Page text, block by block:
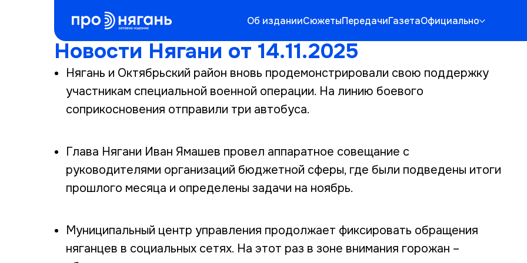
Об изданииСюжетыПередачиГазетаОфициально
Новости Нягани от 14.11.2025
Нягань и Октябрьский район вновь продемонстрировали свою поддержку
участникам специальной военной операции. На линию боевого
соприкосновения отправили три автобуса.
Глава Нягани Иван Ямашев провел аппаратное совещание с
руководителями организаций бюджетной сферы, где были подведены итоги
прошлого месяца и определены задачи на ноябрь.
Муниципальный центр управления продолжает фиксировать обращения
няганцев в социальных сетях. На этот раз в зоне внимания горожан –